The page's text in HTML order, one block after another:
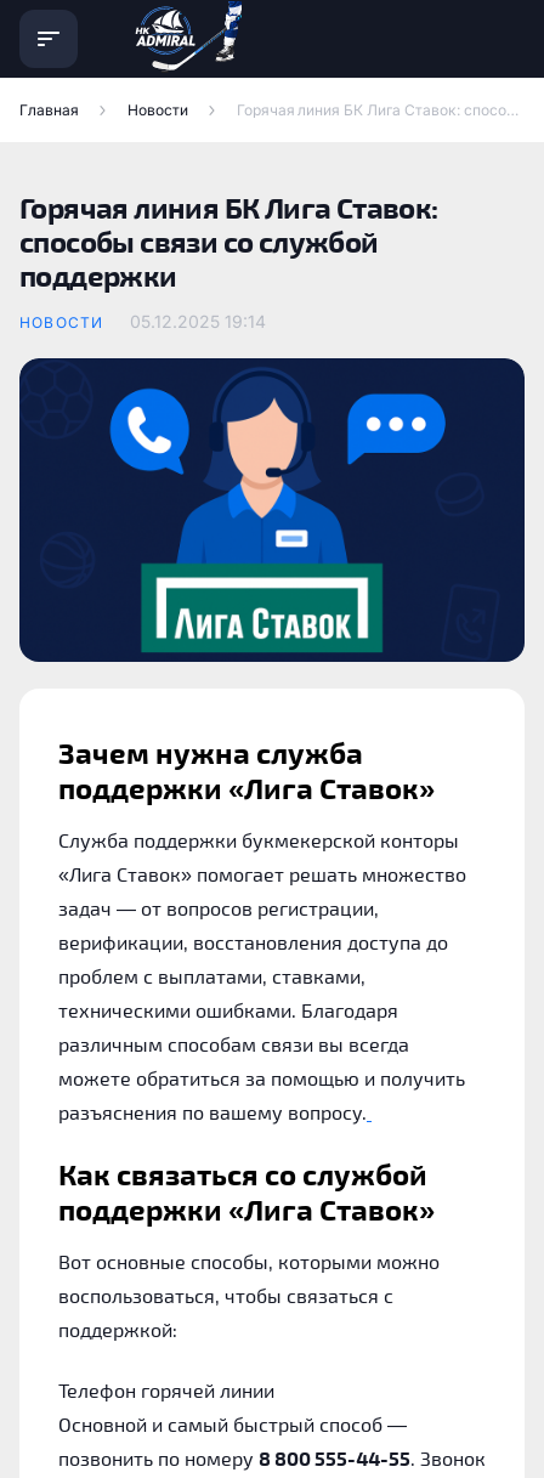
Главная Новости Горячая линия БК Лига Ставок: способы связи со службой поддержки
Горячая линия БК Лига Ставок:
способы связи со службой
поддержки
НОВОСТИ 05.12.2025 19:14
Зачем нужна служба
поддержки «Лига Ставок»
Служба поддержки букмекерской конторы
«Лига Ставок» помогает решать множество
задач — от вопросов регистрации,
верификации, восстановления доступа до
проблем с выплатами, ставками,
техническими ошибками. Благодаря
различным способам связи вы всегда
можете обратиться за помощью и получить
разъяснения по вашему вопросу.
Как связаться со службой
поддержки «Лига Ставок»
Вот основные способы, которыми можно
воспользоваться, чтобы связаться с
поддержкой:
Телефон горячей линии
Основной и самый быстрый способ —
позвонить по номеру 8 800 555-44-55 . Звонок